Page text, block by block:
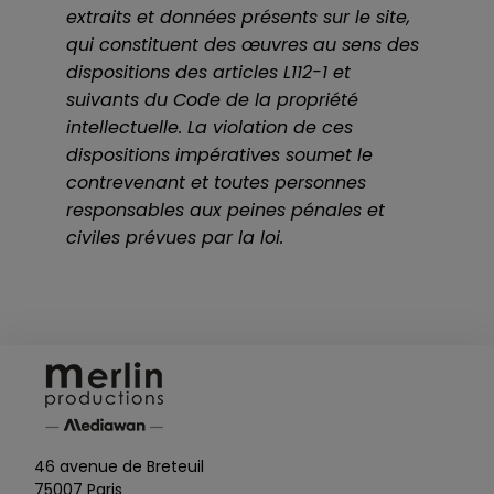
extraits et données présents sur le site,
qui constituent des œuvres au sens des
dispositions des articles L112-1 et
suivants du Code de la propriété
intellectuelle. La violation de ces
dispositions impératives soumet le
contrevenant et toutes personnes
responsables aux peines pénales et
civiles prévues par la loi.
46 avenue de Breteuil
75007 Paris